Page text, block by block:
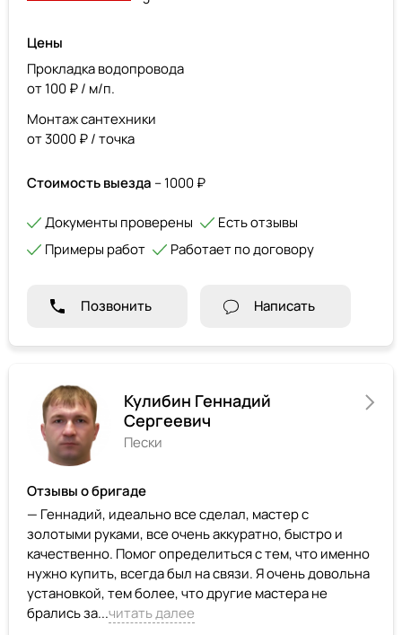
Цены
Прокладка водопровода
от 100 ₽ / м/п.
Монтаж сантехники
от 3000 ₽ / точка
Стоимость выезда – 1000 ₽
Документы проверены
Есть отзывы
Примеры работ
Работает по договору
Позвонить Написать
Кулибин Геннадий
Сергеевич
Пески
Отзывы о бригаде
— Геннадий, идеально все сделал, мастер с
золотыми руками, все очень аккуратно, быстро и
качественно. Помог определиться с тем, что именно
нужно купить, всегда был на связи. Я очень довольна
установкой, тем более, что другие мастера не
брались за...читать далее